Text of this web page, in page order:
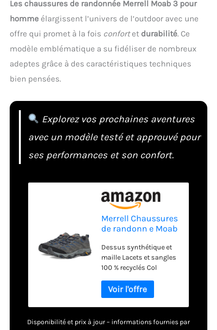
Les chaussures de randonnée Merrell Moab 3 pour
homme élargissent l’univers de l’outdoor avec une
offre qui promet à la fois confortet durabilité. Ce
modèle emblématique a su fidéliser de nombreux
adeptes grâce à des caractéristiques techniques
bien pensées.
Explorez vos prochaines aventures
avec un modèle testé et approuvé pour
ses performances et son confort.
Merrell Chaussures
de randonn e Moab
Granit., 10.5 Wide
Dessus synthétique et
maille Lacets et sangles
100 % recyclés Col
orteils synthétiques
protecteurs et résistants
à l'abrasion Boucle de
talon pour faciliter
Disponibilité et prix à jour – informations fournies par